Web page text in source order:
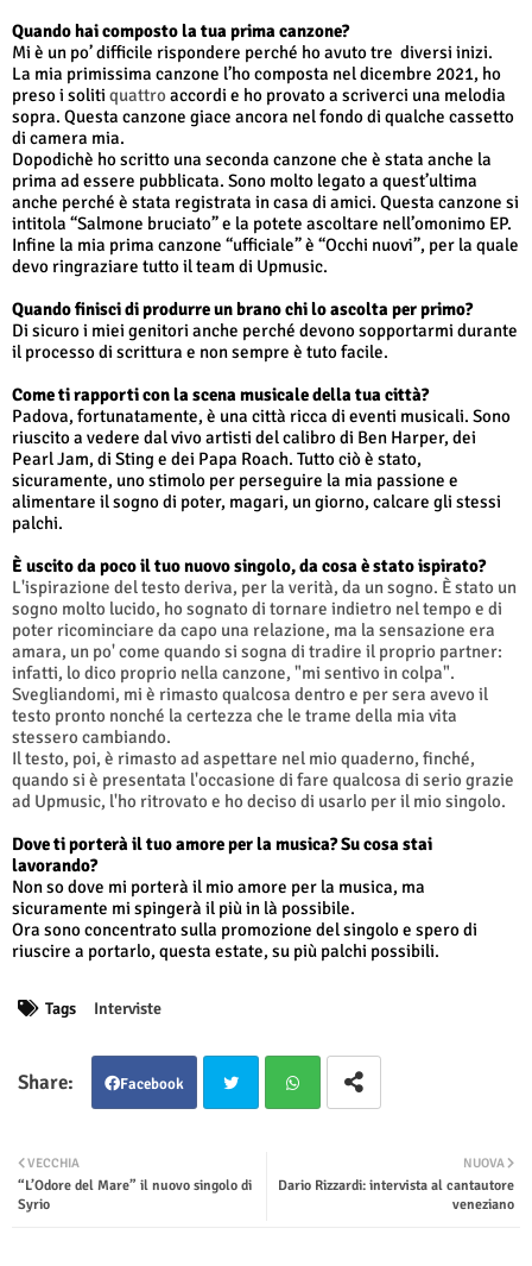
Quando hai composto la tua prima canzone?
Mi è un po’ difficile rispondere perché ho avuto tre diversi inizi.
La mia primissima canzone l’ho composta nel dicembre 2021, ho
preso i soliti quattro accordi e ho provato a scriverci una melodia
sopra. Questa canzone giace ancora nel fondo di qualche cassetto
di camera mia.
Dopodichè ho scritto una seconda canzone che è stata anche la
prima ad essere pubblicata. Sono molto legato a quest’ultima
anche perché è stata registrata in casa di amici. Questa canzone si
intitola “Salmone bruciato” e la potete ascoltare nell’omonimo EP.
Infine la mia prima canzone “ufficiale” è “Occhi nuovi”, per la quale
devo ringraziare tutto il team di Upmusic.
Quando finisci di produrre un brano chi lo ascolta per primo?
Di sicuro i miei genitori anche perché devono sopportarmi durante
il processo di scrittura e non sempre è tuto facile.
Come ti rapporti con la scena musicale della tua città?
Padova, fortunatamente, è una città ricca di eventi musicali. Sono
riuscito a vedere dal vivo artisti del calibro di Ben Harper, dei
Pearl Jam, di Sting e dei Papa Roach. Tutto ciò è stato,
sicuramente, uno stimolo per perseguire la mia passione e
alimentare il sogno di poter, magari, un giorno, calcare gli stessi
palchi.
È uscito da poco il tuo nuovo singolo, da cosa è stato ispirato?
L'ispirazione del testo deriva, per la verità, da un sogno. È stato un
sogno molto lucido, ho sognato di tornare indietro nel tempo e di
poter ricominciare da capo una relazione, ma la sensazione era
amara, un po' come quando si sogna di tradire il proprio partner:
infatti, lo dico proprio nella canzone, "mi sentivo in colpa".
Svegliandomi, mi è rimasto qualcosa dentro e per sera avevo il
testo pronto nonché la certezza che le trame della mia vita
stessero cambiando.
Il testo, poi, è rimasto ad aspettare nel mio quaderno, finché,
quando si è presentata l'occasione di fare qualcosa di serio grazie
ad Upmusic, l'ho ritrovato e ho deciso di usarlo per il mio singolo.
Dove ti porterà il tuo amore per la musica? Su cosa stai
lavorando?
Non so dove mi porterà il mio amore per la musica, ma
sicuramente mi spingerà il più in là possibile.
Ora sono concentrato sulla promozione del singolo e spero di
riuscire a portarlo, questa estate, su più palchi possibili.
Tags Interviste
Facebook
ter tsap
NUOVA
Dario Rizzardi: intervista al cantautore
veneziano
VECCHIA
“L’Odore del Mare” il nuovo singolo di
Syrio